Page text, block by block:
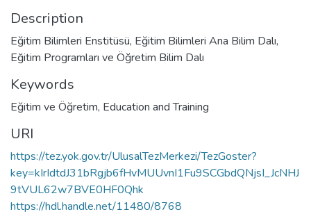
Description
Eğitim Bilimleri Enstitüsü, Eğitim Bilimleri Ana Bilim Dalı,
Eğitim Programları ve Öğretim Bilim Dalı
Keywords
Eğitim ve Öğretim, Education and Training
URI
https://tez.yok.gov.tr/UlusalTezMerkezi/TezGoster?
key=kIrIdtdJ31bRgjb6fHvMUUvnI1Fu9SCGbdQNjsI_JcNHJ
9tVUL62w7BVE0HF0Qhk
https://hdl.handle.net/11480/8768